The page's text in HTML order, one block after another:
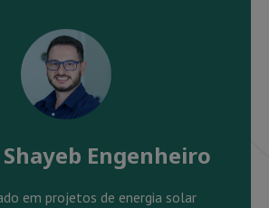
Engenheiro
em projetos de energia solar